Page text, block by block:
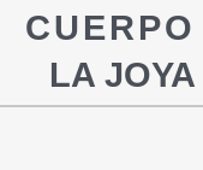
LA